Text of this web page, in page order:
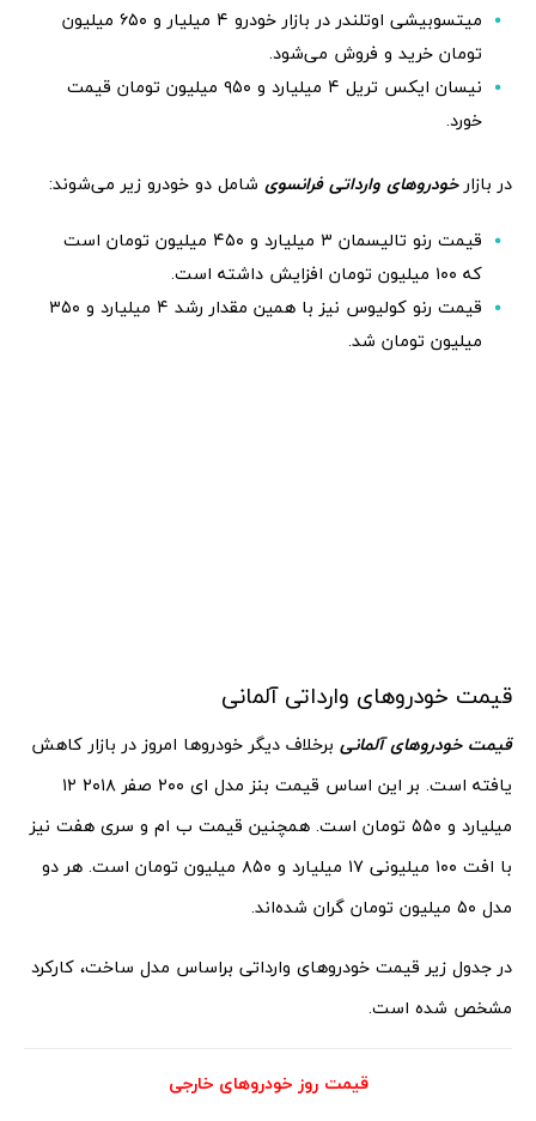
میتسوبیشی اوتلندر در بازار خودرو ۴ میلیار و ۶۵۰ میلیون
تومان خرید و فروش می‌شود.
نیسان ایکس تریل ۴ میلیارد و ۹۵۰ میلیون تومان قیمت
خورد.
در بازارخودروهای وارداتی فرانسوی شامل دو خودرو زیر می‌شوند:
قیمت رنو تالیسمان ۳ میلیارد و ۴۵۰ میلیون تومان است
که ۱۰۰ میلیون تومان افزایش داشته است.
قیمت رنو کولیوس نیز با همین مقدار رشد ۴ میلیارد و ۳۵۰
میلیون تومان شد.
قیمت خودروهای وارداتی آلمانی
قیمت خودروهای آلمانی برخلاف دیگر خودروها امروز در بازار کاهش
یافته است. بر این اساس قیمت بنز مدل ای ۲۰۰ صفر ۲۰۱۸ ۱۲
میلیارد و ۵۵۰ تومان است. همچنین قیمت ب ام و سری هفت نیز
با افت ۱۰۰ میلیونی ۱۷ میلیارد و ۸۵۰ میلیون تومان است. هر دو
مدل ۵۰ میلیون تومان گران شده‌اند.
در جدول زیر قیمت خودروهای وارداتی براساس مدل ساخت، کارکرد
مشخص شده است.
قیمت روز خودروهای خارجی